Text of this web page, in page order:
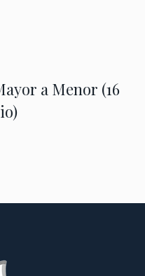
a Menor (16